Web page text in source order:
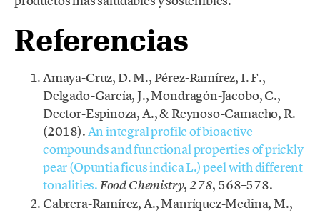
Referencias
Amaya-Cruz, D. M., Pérez-Ramírez, I. F.,
Delgado-García, J., Mondragón-Jacobo, C.,
Dector-Espinoza, A., & Reynoso-Camacho, R.
(2018).An integral profile of bioactive
compounds and functional properties of prickly
pear (Opuntia ficus indica L.) peel with different
tonalities.Food Chemistry,278, 568–578.
Cabrera-Ramírez, A., Manríquez-Medina, M.,